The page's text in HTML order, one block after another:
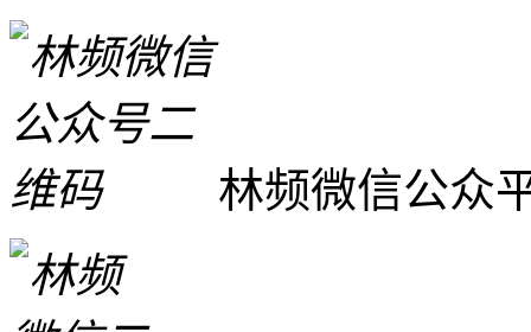
林频微信公众